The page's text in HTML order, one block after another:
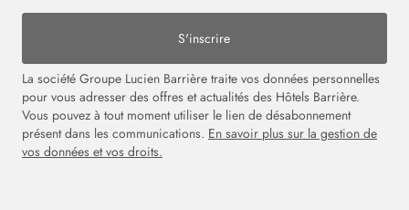
S'inscrire
La société Groupe Lucien Barrière traite vos données personnelles
pour vous adresser des offres et actualités des Hôtels Barrière.
Vous pouvez à tout moment utiliser le lien de désabonnement
présent dans les communications. En savoir plus sur la gestion de
vos données et vos droits.